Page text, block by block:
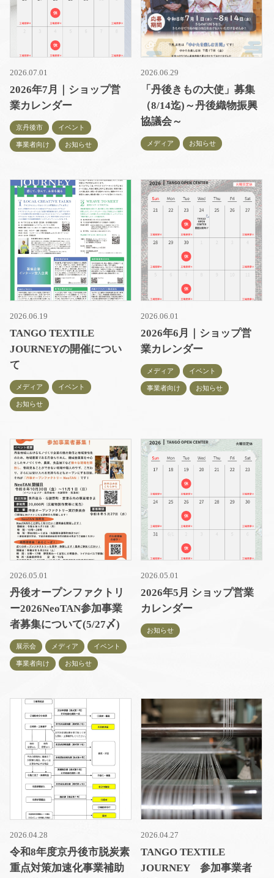
2026.07.01
2026年7月｜ショップ営
業カレンダー
京丹後市 イベント
事業者向け お知らせ
2026.06.29
「丹後きもの大使」募集
（8/14迄)～丹後織物振興
協議会～
メディア お知らせ
2026.06.19
TANGO TEXTILE
JOURNEYの開催につい
て
メディア イベント
お知らせ
2026.06.01
2026年6月｜ショップ営
業カレンダー
メディア イベント
事業者向け お知らせ
2026.05.01
丹後オープンファクトリ
ー2026NeoTAN参加事業
者募集について(5/27〆)
展示会 メディア イベント
事業者向け お知らせ
2026.05.01
2026年5月 ショップ営業
カレンダー
お知らせ
2026.04.28
令和8年度京丹後市脱炭素
重点対策加速化事業補助
2026.04.27
TANGO TEXTILE
JOURNEY 参加事業者